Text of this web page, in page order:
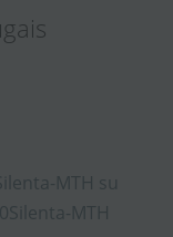
MTH su
MTH